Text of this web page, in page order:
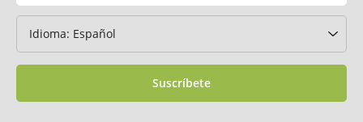
Suscríbete